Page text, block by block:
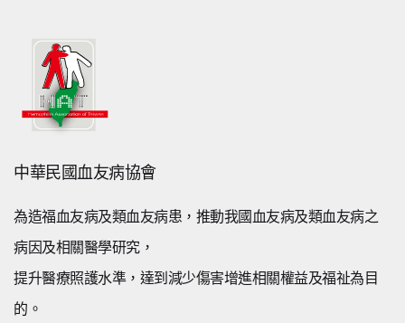
中華民國血友病協會
為造福血友病及類血友病患，推動我國血友病及類血友病之
病因及相關醫學研究，
提升醫療照護水準，達到減少傷害增進相關權益及福祉為目
的。